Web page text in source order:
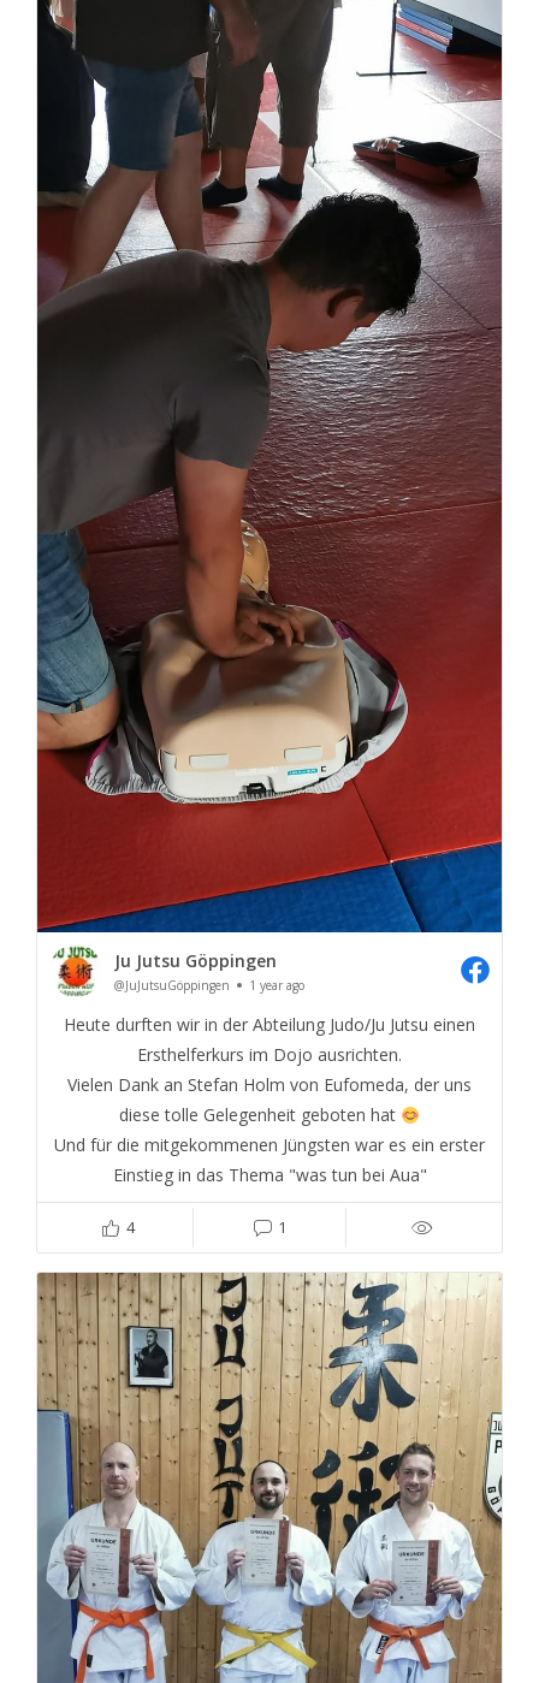
Ju Jutsu Göppingen
@JuJutsuGöppingen 1 year ago
Heute durften wir in der Abteilung Judo/Ju Jutsu einen
Ersthelferkurs im Dojo ausrichten.
Vielen Dank an Stefan Holm von Eufomeda, der uns
diese tolle Gelegenheit geboten hat
Und für die mitgekommenen Jüngsten war es ein erster
Einstieg in das Thema "was tun bei Aua"
4 1